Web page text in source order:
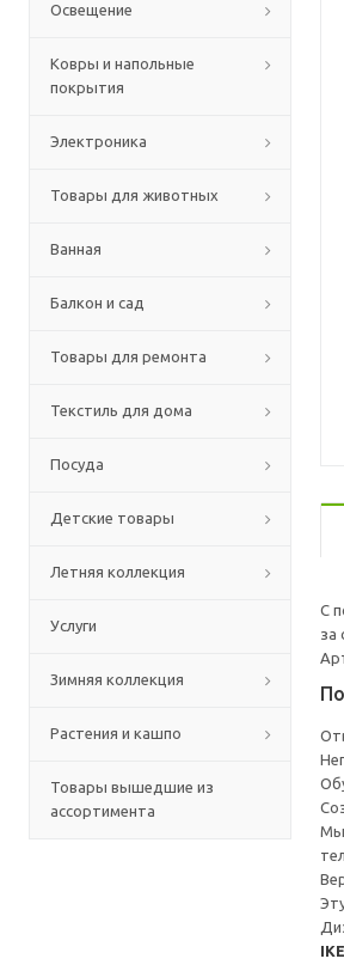
Освещение
Ковры и напольные
покрытия
Электроника
Товары для животных
Ванная
Балкон и сад
Товары для ремонта
Текстиль для дома
Посуда
Детские товары
Летняя коллекция
Услуги
Зимняя коллекция
Растения и кашпо
Товары вышедшие из
ассортимента
С
за
Мы